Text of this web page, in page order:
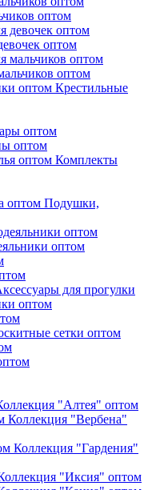
оптом
оптом
оптом
Крестильные
оптом
оптом
Комплекты
Подушки,
оптом
для прогулки
оптом
сетки оптом
"Алтея" оптом
Коллекция "Вербена"
Коллекция "Гардения"
"Иксия" оптом